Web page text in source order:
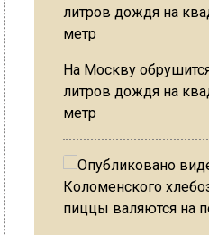
На Москву
литров дождя на
метр